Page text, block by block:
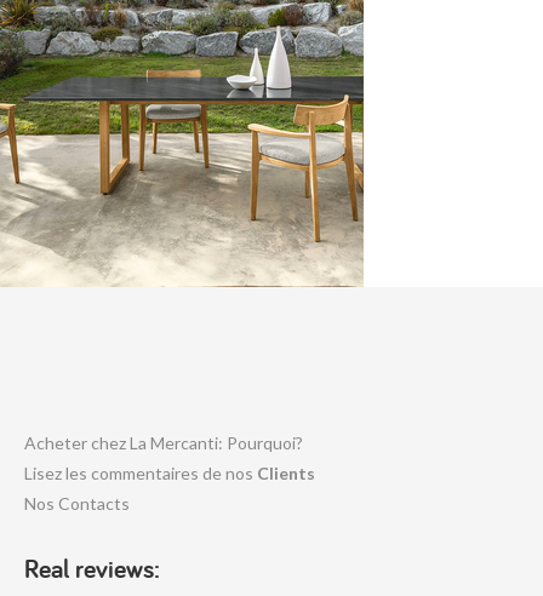
Acheter chez La Mercanti: Pourquoi?
Lisez les commentaires de nos Clients
Nos Contacts
Real reviews: